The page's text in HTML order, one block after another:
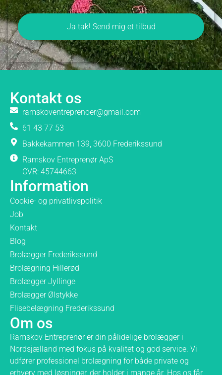
Kontakt os
ramskoventreprenoer@gmail.com
61 43 77 53
Bakkekammen 139, 3600 Frederikssund
Ramskov Entreprenør ApS
CVR: 45744663
Information
Cookie- og privatlivspolitik
Job
Kontakt
Blog
Brolægger Frederikssund
Brolægning Hillerød
Brolægger Jyllinge
Brolægger Ølstykke
Flisebelægning Frederikssund
Om os
Ramskov Entreprenør er din pålidelige brolægger i
Nordsjælland med fokus på kvalitet og god service. Vi
udfører professionel brolægning for både private og
erhverv med løsninger, der holder i mange år. Hos os får